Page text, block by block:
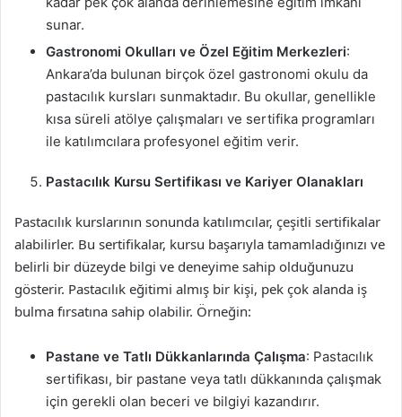
sunar.
Gastronomi Okulları ve Özel Eğitim Merkezleri:
Ankara’da bulunan birçok özel gastronomi okulu da
pastacılık kursları sunmaktadır. Bu okullar, genellikle
kısa süreli atölye çalışmaları ve sertifika programları
ile katılımcılara profesyonel eğitim verir.
Pastacılık Kursu Sertifikası ve Kariyer Olanakları
Pastacılık kurslarının sonunda katılımcılar, çeşitli sertifikalar
alabilirler. Bu sertifikalar, kursu başarıyla tamamladığınızı ve
belirli bir düzeyde bilgi ve deneyime sahip olduğunuzu
gösterir. Pastacılık eğitimi almış bir kişi, pek çok alanda iş
bulma fırsatına sahip olabilir. Örneğin:
Pastane ve Tatlı Dükkanlarında Çalışma: Pastacılık
sertifikası, bir pastane veya tatlı dükkanında çalışmak
için gerekli olan beceri ve bilgiyi kazandırır.